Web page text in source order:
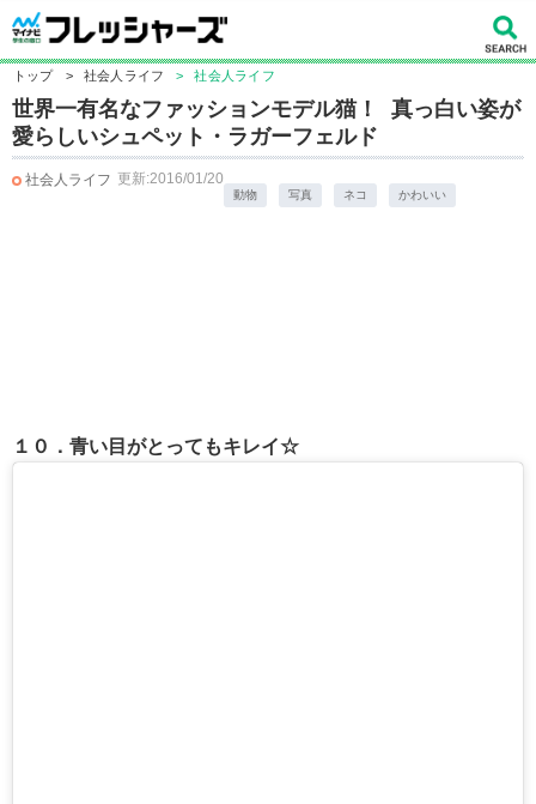
トップ > 社会人ライフ > 社会人ライフ
世界一有名なファッションモデル猫！ 真っ白い姿が
愛らしいシュペット・ラガーフェルド
社会人ライフ 更新:2016/01/20
動物 写真 ネコ かわいい
１０．青い目がとってもキレイ☆